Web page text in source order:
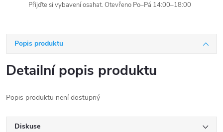
Přijďte si vybavení osahat. Otevřeno Po–Pá 14:00–18:00
Popis produktu
Detailní popis produktu
Popis produktu není dostupný
Diskuse